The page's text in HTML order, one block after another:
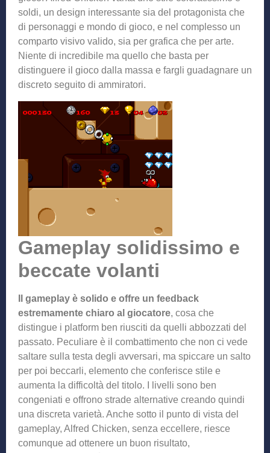
soldi, un design interessante sia del protagonista che
di personaggi e mondo di gioco, e nel complesso un
comparto visivo valido, sia per grafica che per arte.
Niente di incredibile ma quello che basta per
distinguere il gioco dalla massa e fargli guadagnare un
discreto seguito di ammiratori.
Gameplay solidissimo e
beccate volanti
Il gameplay è solido e offre un feedback
estremamente chiaro al giocatore, cosa che
distingue i platform ben riusciti da quelli abbozzati del
passato. Peculiare è il combattimento che non ci vede
saltare sulla testa degli avversari, ma spiccare un salto
per poi beccarli, elemento che conferisce stile e
aumenta la difficoltà del titolo. I livelli sono ben
congeniati e offrono strade alternative creando quindi
una discreta varietà. Anche sotto il punto di vista del
gameplay, Alfred Chicken, senza eccellere, riesce
comunque ad ottenere un buon risultato,